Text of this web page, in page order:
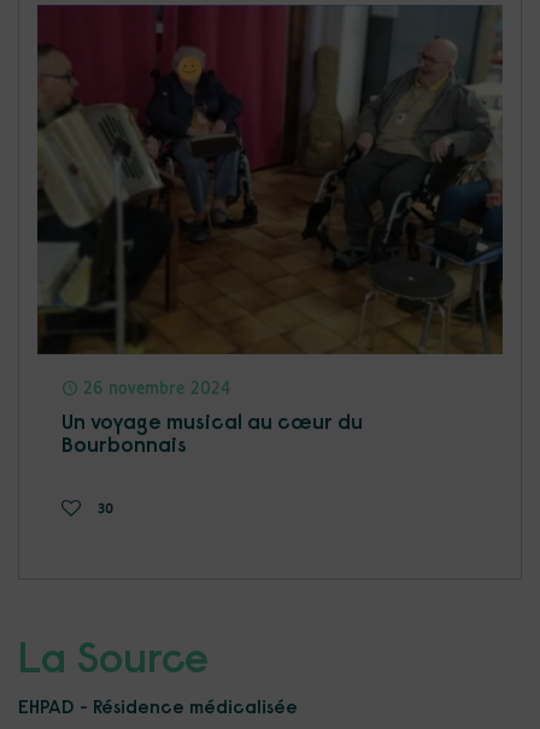
26 novembre 2024
Un voyage musical au cœur du
Bourbonnais
30
La Source
EHPAD - Résidence médicalisée